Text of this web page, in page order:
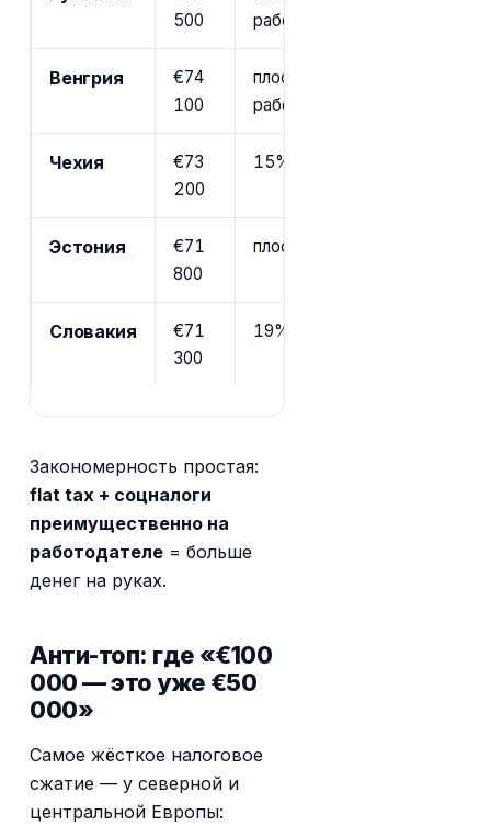
500
работодателе)
Венгрия
€74
100
плоский 15%, но 18,5%
работника
Чехия
€73
200
15% базовая ставка, 23%
Эстония
€71
800
плоский 22% tulumaks,
Словакия
€71
300
19% базовая, 25% выше
Закономерность простая:
flat tax + соцналоги
преимущественно на
работодателе = больше
денег на руках.
Анти-топ: где «€100
000 — это уже €50
000»
Самое жёсткое налоговое
сжатие — у северной и
центральной Европы: